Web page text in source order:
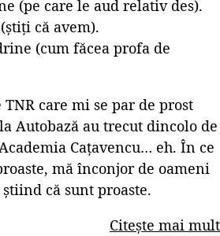
(pe care le aud relativ des).
că avem).
(cum făcea profa de
care mi se par de prost
Autobază au trecut dincolo de
Cațavencu… eh. În ce
mă înconjor de oameni
că sunt proaste.
Citește mai mult